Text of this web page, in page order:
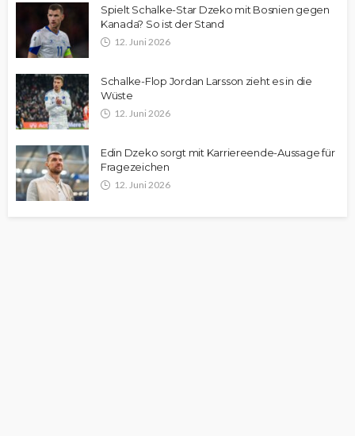
Spielt Schalke-Star Dzeko mit Bosnien gegen
Kanada? So ist der Stand
12. Juni 2026
Schalke-Flop Jordan Larsson zieht es in die
Wüste
12. Juni 2026
Edin Dzeko sorgt mit Karriereende-Aussage für
Fragezeichen
12. Juni 2026